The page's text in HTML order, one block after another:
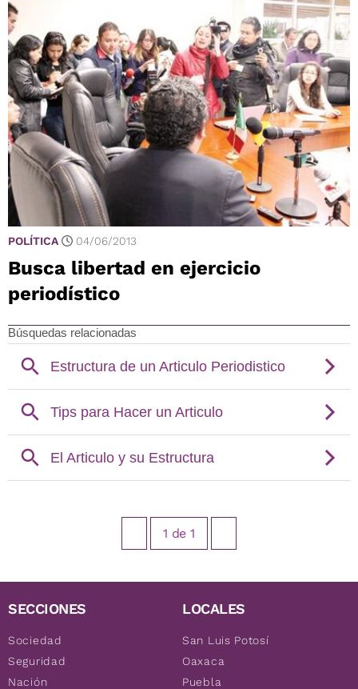
POLÍTICA 04/06/2013
Busca libertad en ejercicio
periodístico
1 de 1
SECCIONES
Sociedad
Seguridad
Nación
LOCALES
San Luis Potosí
Oaxaca
Puebla